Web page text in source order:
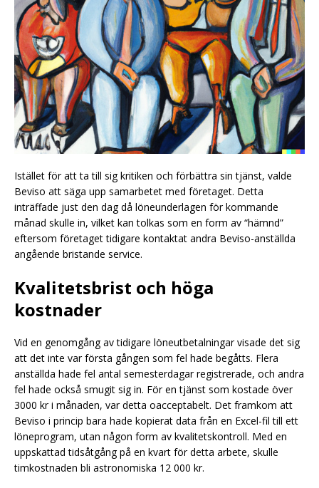
Istället för att ta till sig kritiken och förbättra sin tjänst, valde
Beviso att säga upp samarbetet med företaget. Detta
inträffade just den dag då löneunderlagen för kommande
månad skulle in, vilket kan tolkas som en form av “hämnd”
eftersom företaget tidigare kontaktat andra Beviso-anställda
angående bristande service.
Kvalitetsbrist och höga
kostnader
Vid en genomgång av tidigare löneutbetalningar visade det sig
att det inte var första gången som fel hade begåtts. Flera
anställda hade fel antal semesterdagar registrerade, och andra
fel hade också smugit sig in. För en tjänst som kostade över
3000 kr i månaden, var detta oacceptabelt. Det framkom att
Beviso i princip bara hade kopierat data från en Excel-fil till ett
löneprogram, utan någon form av kvalitetskontroll. Med en
uppskattad tidsåtgång på en kvart för detta arbete, skulle
timkostnaden bli astronomiska 12 000 kr.